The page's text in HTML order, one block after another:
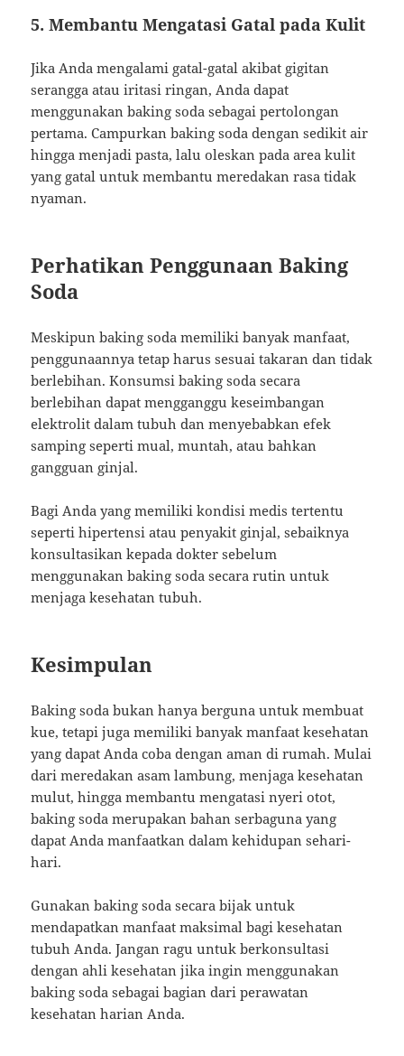
5. Membantu Mengatasi Gatal pada Kulit
Jika Anda mengalami gatal-gatal akibat gigitan
serangga atau iritasi ringan, Anda dapat
menggunakan baking soda sebagai pertolongan
pertama. Campurkan baking soda dengan sedikit air
hingga menjadi pasta, lalu oleskan pada area kulit
yang gatal untuk membantu meredakan rasa tidak
nyaman.
Perhatikan Penggunaan Baking
Soda
Meskipun baking soda memiliki banyak manfaat,
penggunaannya tetap harus sesuai takaran dan tidak
berlebihan. Konsumsi baking soda secara
berlebihan dapat mengganggu keseimbangan
elektrolit dalam tubuh dan menyebabkan efek
samping seperti mual, muntah, atau bahkan
gangguan ginjal.
Bagi Anda yang memiliki kondisi medis tertentu
seperti hipertensi atau penyakit ginjal, sebaiknya
konsultasikan kepada dokter sebelum
menggunakan baking soda secara rutin untuk
menjaga kesehatan tubuh.
Kesimpulan
Baking soda bukan hanya berguna untuk membuat
kue, tetapi juga memiliki banyak manfaat kesehatan
yang dapat Anda coba dengan aman di rumah. Mulai
dari meredakan asam lambung, menjaga kesehatan
mulut, hingga membantu mengatasi nyeri otot,
baking soda merupakan bahan serbaguna yang
dapat Anda manfaatkan dalam kehidupan sehari-
hari.
Gunakan baking soda secara bijak untuk
mendapatkan manfaat maksimal bagi kesehatan
tubuh Anda. Jangan ragu untuk berkonsultasi
dengan ahli kesehatan jika ingin menggunakan
baking soda sebagai bagian dari perawatan
kesehatan harian Anda.